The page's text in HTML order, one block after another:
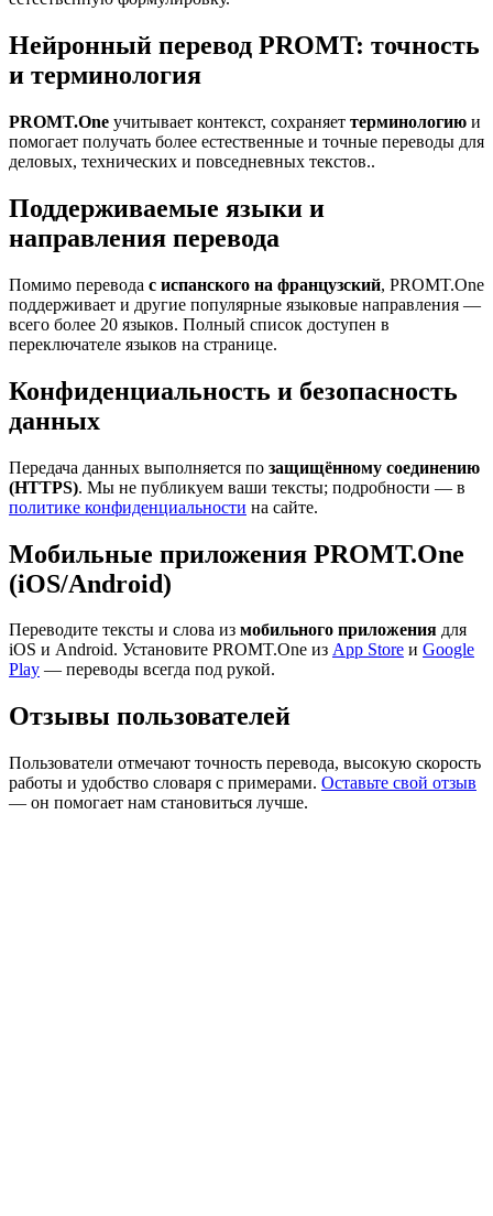
Нейронный перевод PROMT: точность
и терминология
PROMT.One учитывает контекст, сохраняет терминологию и
помогает получать более естественные и точные переводы для
деловых, технических и повседневных текстов..
Поддерживаемые языки и
направления перевода
Помимо перевода с испанского на французский, PROMT.One
поддерживает и другие популярные языковые направления —
всего более 20 языков. Полный список доступен в
переключателе языков на странице.
Конфиденциальность и безопасность
данных
Передача данных выполняется по защищённому соединению
(HTTPS). Мы не публикуем ваши тексты; подробности — в
политике конфиденциальности на сайте.
Мобильные приложения PROMT.One
(iOS/Android)
Переводите тексты и слова из мобильного приложения для
iOS и Android. Установите PROMT.One из App Store и Google
Play — переводы всегда под рукой.
Отзывы пользователей
Пользователи отмечают точность перевода, высокую скорость
работы и удобство словаря с примерами. Оставьте свой отзыв
— он помогает нам становиться лучше.